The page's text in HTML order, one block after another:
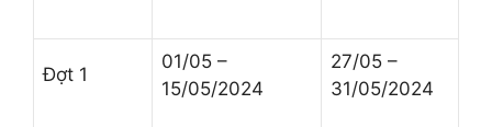
Đợt 1
01/05 –
15/05/2024
27/05 –
31/05/2024